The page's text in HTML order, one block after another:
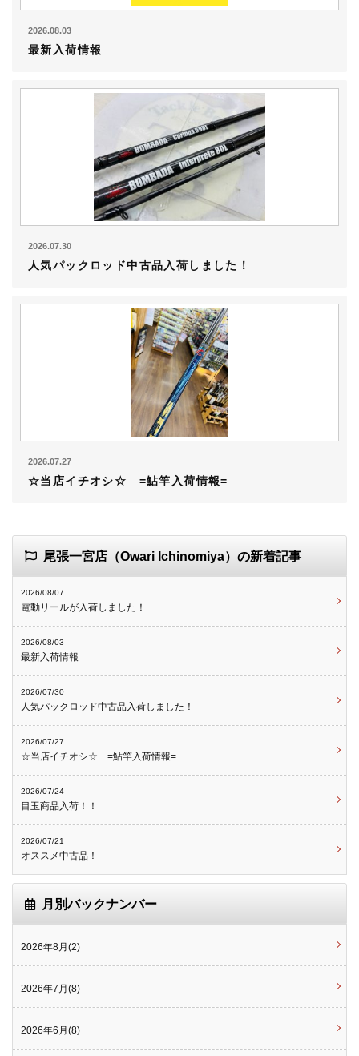
2026.08.03
最新入荷情報
2026.07.30
人気パックロッド中古品入荷しました！
2026.07.27
☆当店イチオシ☆ =鮎竿入荷情報=
尾張一宮店（Owari Ichinomiya）の新着記事
2026/08/07
電動リールが入荷しました！
2026/08/03
最新入荷情報
2026/07/30
人気パックロッド中古品入荷しました！
2026/07/27
☆当店イチオシ☆ =鮎竿入荷情報=
2026/07/24
目玉商品入荷！！
2026/07/21
オススメ中古品！
月別バックナンバー
2026年8月(2)
2026年7月(8)
2026年6月(8)